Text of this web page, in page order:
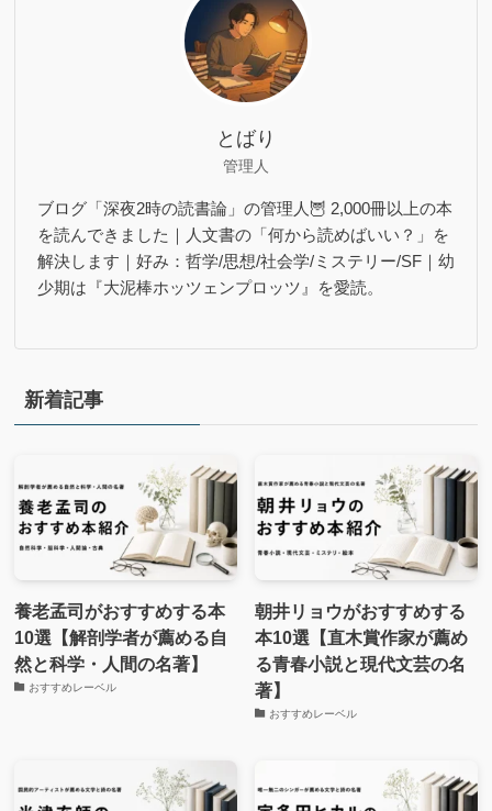
とばり
管理人
ブログ「深夜2時の読書論」の管理人🦉 2,000冊以上の本
を読んできました｜人文書の「何から読めばいい？」を
解決します｜好み：哲学/思想/社会学/ミステリー/SF｜幼
少期は『大泥棒ホッツェンプロッツ』を愛読。
新着記事
養老孟司がおすすめする本
10選【解剖学者が薦める自
然と科学・人間の名著】
おすすめレーベル
朝井リョウがおすすめする
本10選【直木賞作家が薦め
る青春小説と現代文芸の名
著】
おすすめレーベル